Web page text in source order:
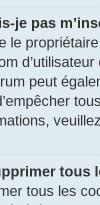
je pas
le
peut
tous
tous les